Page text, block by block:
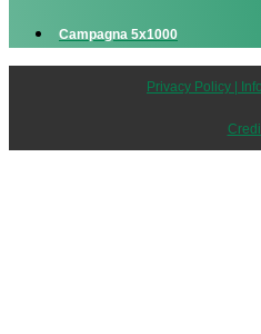
Campagna 5x1000
Privacy Policy |